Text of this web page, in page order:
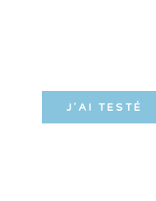
J'AI TESTÉ